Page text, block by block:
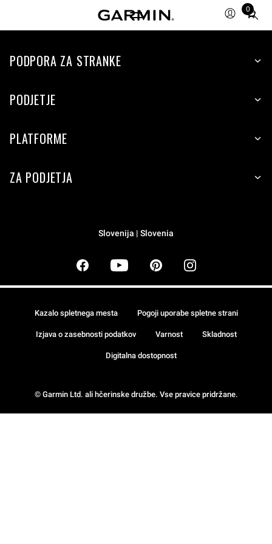
0
Total
items
cart:
PODPORA ZA STRANKE
PODJETJE
PLATFORME
ZA PODJETJA
Slovenija | Slovenia
© Garmin Ltd. ali hčerinske družbe. Vse pravice pridržane.
Kazalo spletnega mesta Pogoji uporabe spletne strani
Izjava o zasebnosti podatkov Varnost Skladnost
Digitalna dostopnost